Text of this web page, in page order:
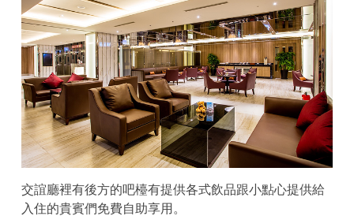
交誼廳裡有後方的吧檯有提供各式飲品跟小點心提供給
入住的貴賓們免費自助享用。